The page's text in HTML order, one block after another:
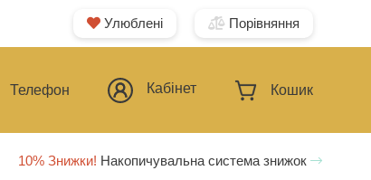
Улюблені Порівняння
Телефон Кабінет Кошик
10% Знижки! Накопичувальна система знижок